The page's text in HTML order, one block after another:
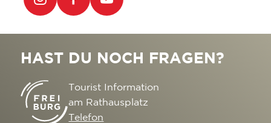
HAST DU NOCH FRAGEN?
Tourist Information
am Rathausplatz
Telefon